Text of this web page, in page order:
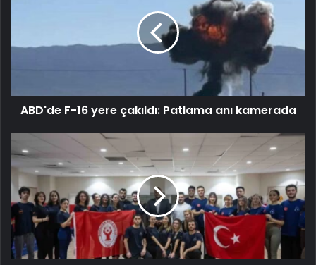
ABD'de F-16 yere çakıldı: Patlama anı kamerada